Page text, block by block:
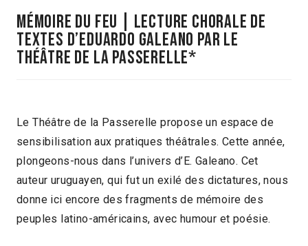
MÉMOIRE DU FEU | Lecture chorale de
textes d’Eduardo Galeano paR LE
THÉÂTRE DE LA PASSERELLE*
Le Théâtre de la Passerelle propose un espace de
sensibilisation aux pratiques théâtrales. Cette année,
plongeons-nous dans l’univers d’E. Galeano. Cet
auteur uruguayen, qui fut un exilé des dictatures, nous
donne ici encore des fragments de mémoire des
peuples latino-américains, avec humour et poésie.